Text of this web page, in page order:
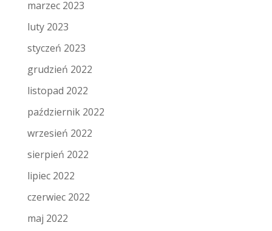
marzec 2023
luty 2023
styczeń 2023
grudzień 2022
listopad 2022
październik 2022
wrzesień 2022
sierpień 2022
lipiec 2022
czerwiec 2022
maj 2022